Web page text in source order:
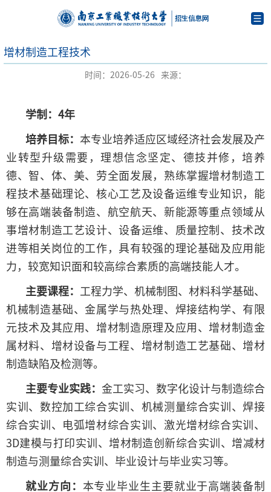
增材制造工程技术
时间：2026-05-26 来源：
学制：4年
培养目标： 本专业培养适应区域经济社会发展及产
业转型升级需要，理想信念坚定、德技并修，培养
德、智、体、美、劳全面发展，熟练掌握增材制造工
程技术基础理论、核心工艺及设备运维专业知识，能
够在高端装备制造、航空航天、新能源等重点领域从
事增材制造工艺设计、设备运维、质量控制、技术改
进等相关岗位的工作，具有较强的理论基础及应用能
力，较宽知识面和较高综合素质的高端技能人才。
主要课程：
工程力学、机械制图、材料科学基础、
机械制造基础、金属学与热处理、焊接结构学、有限
元技术及其应用、增材制造原理及应用、增材制造金
属材料、增材设备与工程、增材制造工艺基础、增材
制造缺陷及检测等。
主要专业实践： 金工实习、数字化设计与制造综合
实训、数控加工综合实训、机械测量综合实训、焊接
综合实训、电弧增材综合实训、激光增材综合实训、
3D建模与打印实训、增材制造创新综合实训、增减材
制造与测量综合实训、毕业设计与毕业实习等。
就业方向： 本专业毕业生主要就业于高端装备制